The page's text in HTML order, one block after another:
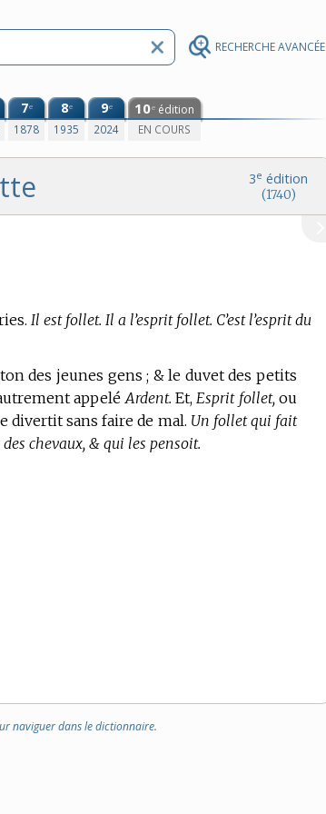
RECHERCHE AVANCÉE
7e
1878
8e
1935
9e
2024
10e édition
EN COURS
3e édition
(1740)
Il est follet. Il a l’esprit follet. C’est l’esprit du
des jeunes gens ; & le duvet des petits
appelé Ardent. Et, Esprit follet, ou
divertit sans faire de mal. Un follet qui fait
chevaux, & qui les pensoit.
naviguer dans le dictionnaire.